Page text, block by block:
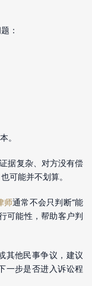
：
。
据复杂、对方没有偿
可能并不划算。
师通常不会只判断“能
可能性，帮助客户判
其他民事争议，建议
一步是否进入诉讼程